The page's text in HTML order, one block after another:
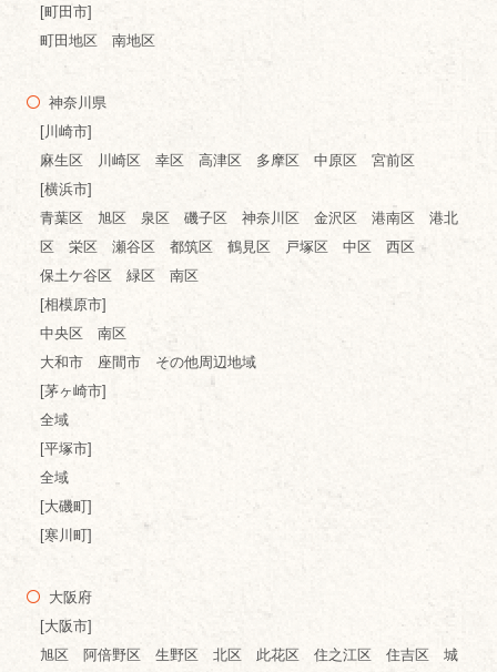
[町田市]
町田地区 南地区
神奈川県
[川崎市]
麻生区 川崎区 幸区 高津区 多摩区 中原区 宮前区
[横浜市]
青葉区 旭区 泉区 磯子区 神奈川区 金沢区 港南区 港北
区 栄区 瀬谷区 都筑区 鶴見区 戸塚区 中区 西区
保土ケ谷区 緑区 南区
[相模原市]
中央区 南区
大和市 座間市 その他周辺地域
[茅ヶ崎市]
全域
[平塚市]
全域
[大磯町]
[寒川町]
大阪府
[大阪市]
旭区 阿倍野区 生野区 北区 此花区 住之江区 住吉区 城